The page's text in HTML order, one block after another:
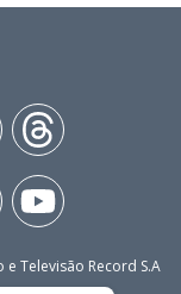
e Televisão Record S.A